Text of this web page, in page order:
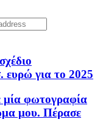
ευρώ για το 2025
μία φωτογραφία
μου. Πέρασε